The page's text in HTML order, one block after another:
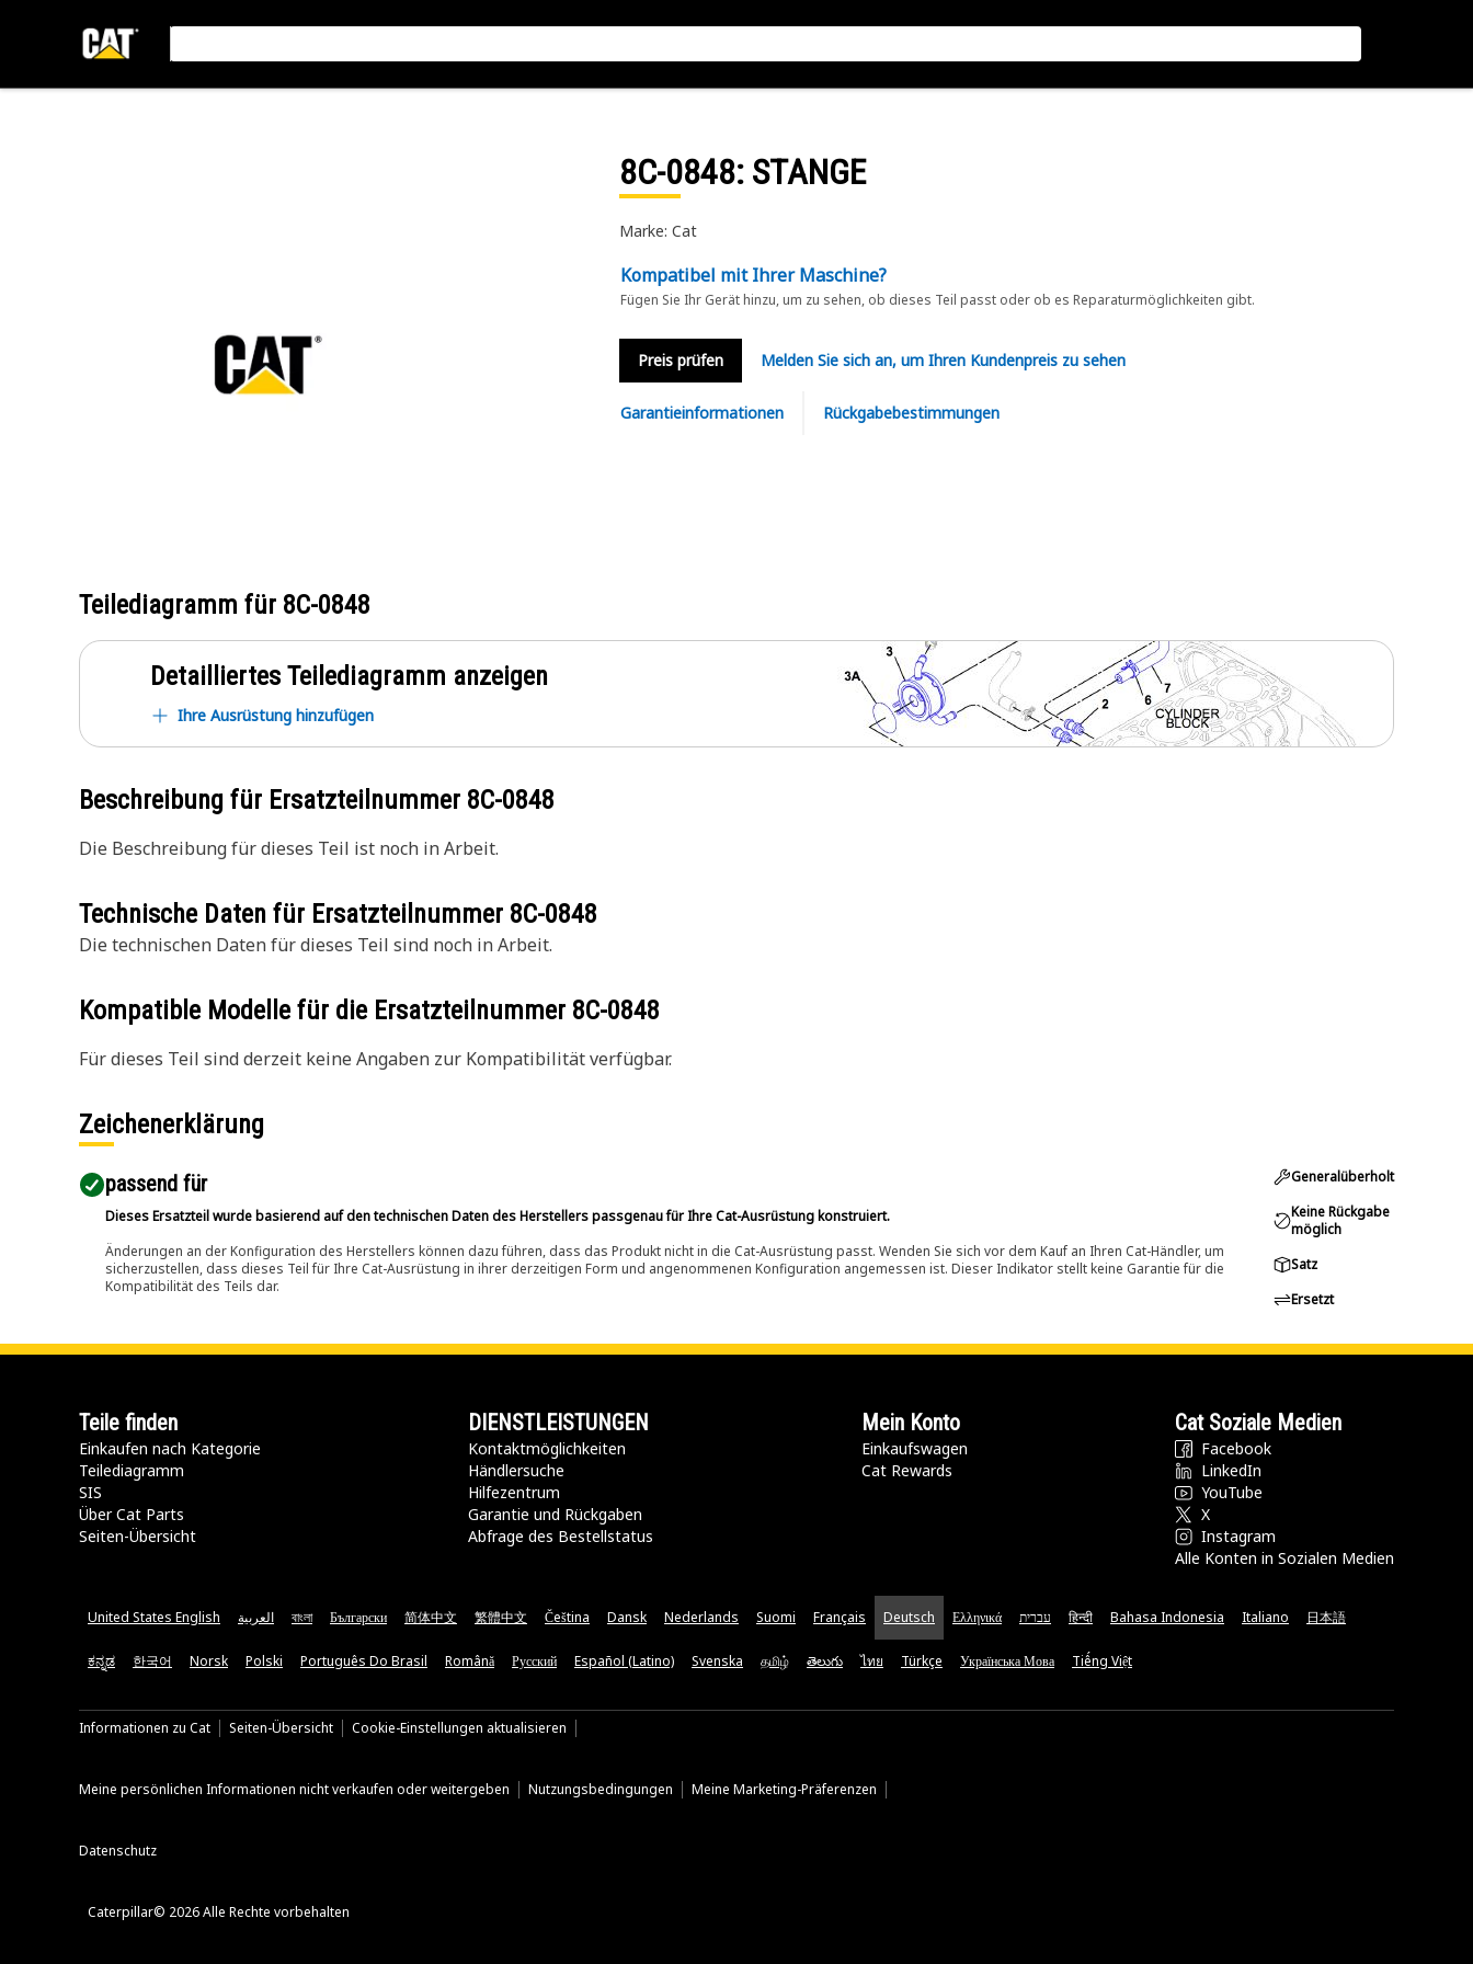
8C-0848: STANGE
Marke: Cat
Kompatibel mit Ihrer Maschine?
Fügen Sie Ihr Gerät hinzu, um zu sehen, ob dieses Teil passt oder ob es Reparaturmöglichkeiten gibt.
Preis prüfen Melden Sie sich an, um Ihren Kundenpreis zu sehen
Garantieinformationen Rückgabebestimmungen
Teilediagramm für 8C-0848
Detailliertes Teilediagramm anzeigen
Ihre Ausrüstung hinzufügen
Beschreibung für Ersatzteilnummer 8C-0848
Die Beschreibung für dieses Teil ist noch in Arbeit.
Technische Daten für Ersatzteilnummer 8C-0848
Die technischen Daten für dieses Teil sind noch in Arbeit.
Kompatible Modelle für die Ersatzteilnummer 8C-0848
Für dieses Teil sind derzeit keine Angaben zur Kompatibilität verfügbar.
Zeichenerklärung
passend für​
Dieses Ersatzteil wurde basierend auf den technischen Daten des Herstellers passgenau für Ihre Cat-Ausrüstung konstruiert.
Änderungen an der Konfiguration des Herstellers können dazu führen, dass das Produkt nicht in die Cat-Ausrüstung passt. Wenden Sie sich vor dem Kauf an Ihren Cat-Händler, um
sicherzustellen, dass dieses Teil für Ihre Cat-Ausrüstung in ihrer derzeitigen Form und angenommenen Konfiguration angemessen ist. Dieser Indikator stellt keine Garantie für die
Kompatibilität des Teils dar.
Generalüberholt
Keine Rückgabe
möglich
Satz
Ersetzt
Teile finden
Einkaufen nach Kategorie
Teilediagramm
SIS
Über Cat Parts
Seiten-Übersicht
DIENSTLEISTUNGEN
Kontaktmöglichkeiten​
Händlersuche
Hilfezentrum
Garantie und Rückgaben
Abfrage des Bestellstatus
Mein Konto
Einkaufswagen
Cat Rewards
Cat Soziale Medien
Facebook
LinkedIn
YouTube
X
Instagram
Alle Konten in Sozialen Medien
United States English العربية বাংলা Български 简体中文 繁體中文 Čeština Dansk Nederlands Suomi Français Deutsch Ελληνικά עברית हिन्दी Bahasa Indonesia Italiano 日本語
ಕನ್ನಡ 한국어 Norsk Polski Português Do Brasil Română Русский Español (Latino) Svenska தமிழ் తెలుగు ไทย Türkçe Українська Мова Tiếng Việt
Informationen zu Cat Seiten-Übersicht Cookie-Einstellungen aktualisieren
Meine persönlichen Informationen nicht verkaufen oder weitergeben Nutzungsbedingungen Meine Marketing-Präferenzen
Datenschutz
Caterpillar© 2026 Alle Rechte vorbehalten